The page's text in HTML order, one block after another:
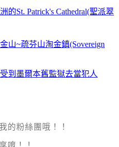
St. Patrick's Cathedral(聖派翠
山~疏芬山淘金鎮(Sovereign
到墨爾本舊監獄去當犯人
的粉絲團哦！！
唷！！